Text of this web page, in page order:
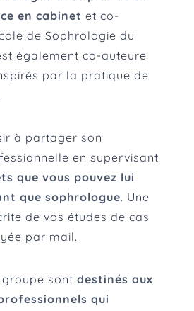
en cabinet et co-
de Sophrologie du
également co-auteure
par la pratique de
à partager son
en supervisant
que vous pouvez lui
que sophrologue. Une
de vos études de cas
par mail.
sont destinés aux
qui